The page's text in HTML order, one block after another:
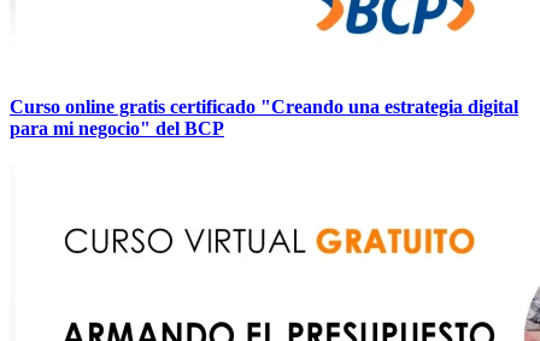
Curso online gratis certificado "Creando una estrategia digital
para mi negocio" del BCP